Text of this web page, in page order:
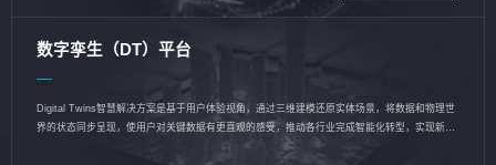
数字孪生（DT）平台
Digital Twins智慧解决方案是基于用户体验视角，通过三维建模还原实体场景，将数据和物理世
界的状态同步呈现，使用户对关键数据有更直观的感受，推动各行业完成智能化转型，实现新旧